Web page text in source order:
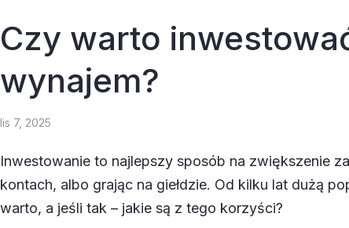
Czy warto
wynajem?
lis 7, 2025
Inwestowanie to najlepszy sposób na zwiększenie
kontach, albo grając na giełdzie. Od kilku lat dużą
warto, a jeśli tak – jakie są z tego korzyści?